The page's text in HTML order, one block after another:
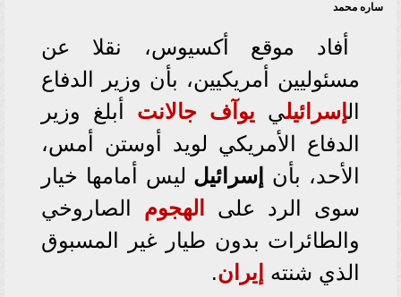
ساره محمد
أفاد موقع أكسيوس، نقلا عن
مسئوليين أمريكيين، بأن وزير الدفاع
الإسرائيلي يوآف جالانت أبلغ وزير
الدفاع الأمريكي لويد أوستن أمس،
الأحد، بأن
إسرائيل ليس أمامها خيار
سوى الرد على
الهجوم الصاروخي
والطائرات بدون طيار غير المسبوق
الذي شنته إيران.